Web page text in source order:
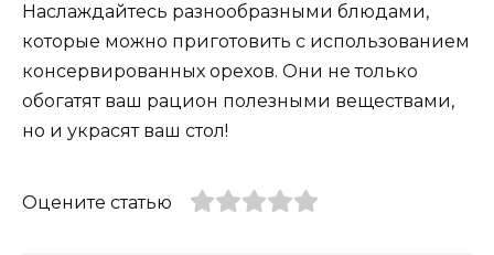
Наслаждайтесь разнообразными блюдами,
которые можно приготовить с использованием
консервированных орехов. Они не только
обогатят ваш рацион полезными веществами,
но и украсят ваш стол!
Оцените статью